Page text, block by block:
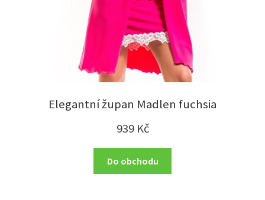
Elegantní župan Madlen fuchsia
939 Kč
Do obchodu